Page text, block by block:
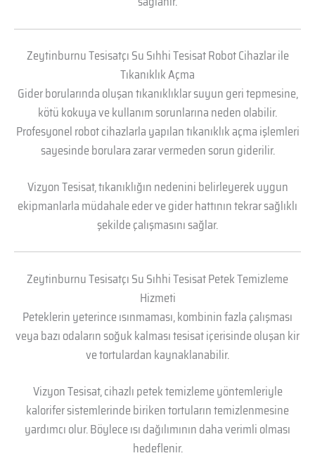
Zeytinburnu Tesisatçı Su Sıhhi Tesisat Robot Cihazlar ile
Tıkanıklık Açma
Gider borularında oluşan tıkanıklıklar suyun geri tepmesine,
kötü kokuya ve kullanım sorunlarına neden olabilir.
Profesyonel robot cihazlarla yapılan tıkanıklık açma işlemleri
sayesinde borulara zarar vermeden sorun giderilir.
Vizyon Tesisat, tıkanıklığın nedenini belirleyerek uygun
ekipmanlarla müdahale eder ve gider hattının tekrar sağlıklı
şekilde çalışmasını sağlar.
Zeytinburnu Tesisatçı Su Sıhhi Tesisat Petek Temizleme
Hizmeti
Peteklerin yeterince ısınmaması, kombinin fazla çalışması
veya bazı odaların soğuk kalması tesisat içerisinde oluşan kir
ve tortulardan kaynaklanabilir.
Vizyon Tesisat, cihazlı petek temizleme yöntemleriyle
kalorifer sistemlerinde biriken tortuların temizlenmesine
yardımcı olur. Böylece ısı dağılımının daha verimli olması
hedeflenir.